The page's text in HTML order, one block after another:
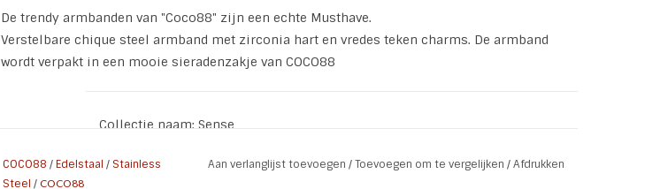
De trendy armbanden van "Coco88" zijn een echte Musthave.
Verstelbare chique steel armband met zirconia hart en vredes teken charms. De armband
wordt verpakt in een mooie sieradenzakje van COCO88
Collectie naam: Sense
Materiaal: Stainless Steel
COCO88 /Edelstaal / Stainless
Steel / COCO88
Aan verlanglijst toevoegen /Toevoegen om te vergelijken /Afdrukken